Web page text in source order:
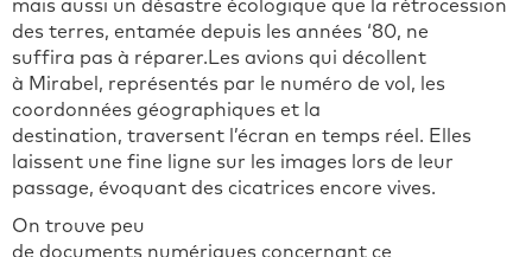
mais aussi un désastre écologique que la rétrocession
des terres, entamée depuis les années ‘80, ne
suffira pas à réparer.Les avions qui décollent
à Mirabel, représentés par le numéro de vol, les
coordonnées géographiques et la
destination, traversent l’écran en temps réel. Elles
laissent une fine ligne sur les images lors de leur
passage, évoquant des cicatrices encore vives.
On trouve peu
de documents numériques concernant ce